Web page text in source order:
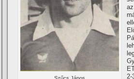
2-